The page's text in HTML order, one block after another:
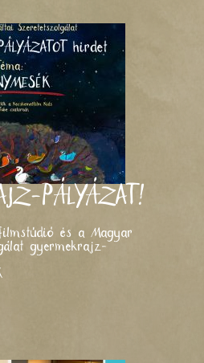
PÁLYÁZAT!
és a Magyar
gyermekrajz-